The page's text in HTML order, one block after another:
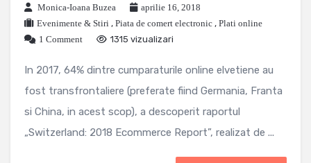
Monica-Ioana Buzea
aprilie 16, 2018
Evenimente & Stiri , Piata de comert electronic , Plati online
1 Comment
1315 vizualizari
In 2017, 64% dintre cumparaturile online elvetiene au
fost transfrontaliere (preferate fiind Germania, Franta
si China, in acest scop), a descoperit raportul
„Switzerland: 2018 Ecommerce Report”, realizat de ...